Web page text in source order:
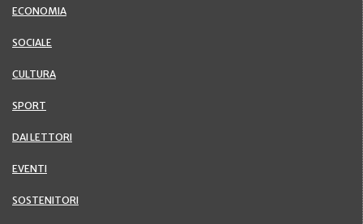
ECONOMIA
SOCIALE
CULTURA
SPORT
DAI LETTORI
EVENTI
SOSTENITORI